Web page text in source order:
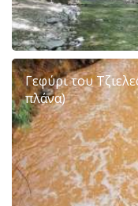
Γεφύρι του
πλάνα)